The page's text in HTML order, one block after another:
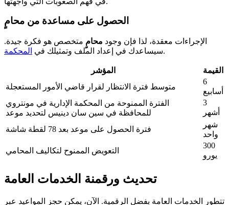
الحصول على مساعدة من محامٍ
الإجراءات معقدة، لذا فإن وجود محامٍ متخصص هو فكرة جيدة.
سيساعدك في إعداد الملف وتمثيلك في المحكمة .
المؤشر
القيمة
متوسط فترة الانتظار لقرار قاضي الأمور المستعجلة
6
أسابيع
الفترة الممنوحة من المحكمة الإدارية في مونتروي
للمحافظة في سين سان دينيس لتحديد موعد
3
أشهر
فترة الحصول على موعد بعد 78 لقطة شاشة
شهر
واحد
التعويض الممنوح لتكاليف المحامي
300
يورو
تحديث ورقمنة الخدمات العامة
تتطور الخدمات العامة بفضل الرقمية. الآن، يمكن حجز المواعيد عبر